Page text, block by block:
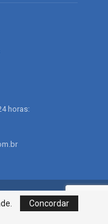
horas:
79.2106.8000 - CI
de Informações LTDA
Concordar